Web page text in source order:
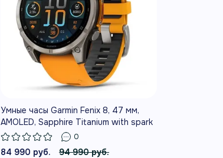
Умные часы Garmin Fenix 8, 47 мм,
AMOLED, Sapphire Titanium with spark
orange/graphite silicone band
0
84 990 руб. 94 990 руб.